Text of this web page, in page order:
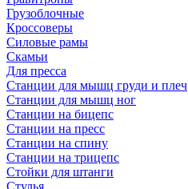
Грузоблочные
Кроссоверы
Силовые рамы
Скамьи
Для пресса
Станции для мышц груди и плеч
Станции для мышц ног
Станции на бицепс
Станции на пресс
Станции на спину
Станции на трицепс
Стойки для штанги
Стулья